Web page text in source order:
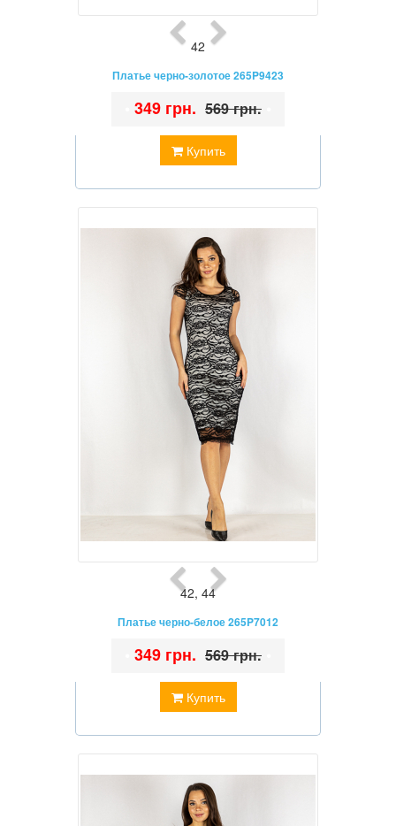
42
Платье черно-золотое 265P9423
Купить
349 грн. 569 грн.
42, 44
Платье черно-белое 265P7012
Купить
349 грн. 569 грн.